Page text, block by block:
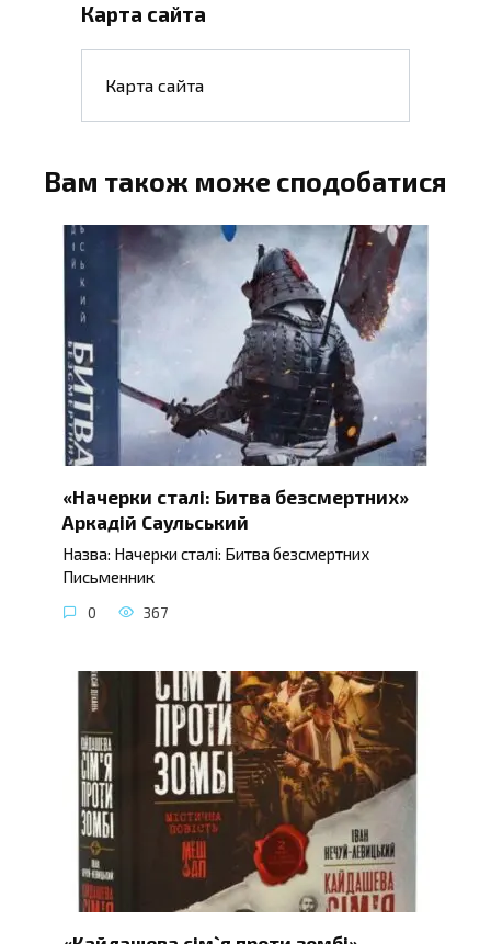
Карта сайта
Карта сайта
Вам також може сподобатися
«Начерки сталі: Битва безсмертних»
Аркадій Саульський
Назва: Начерки сталі: Битва безсмертних
Письменник
0 367